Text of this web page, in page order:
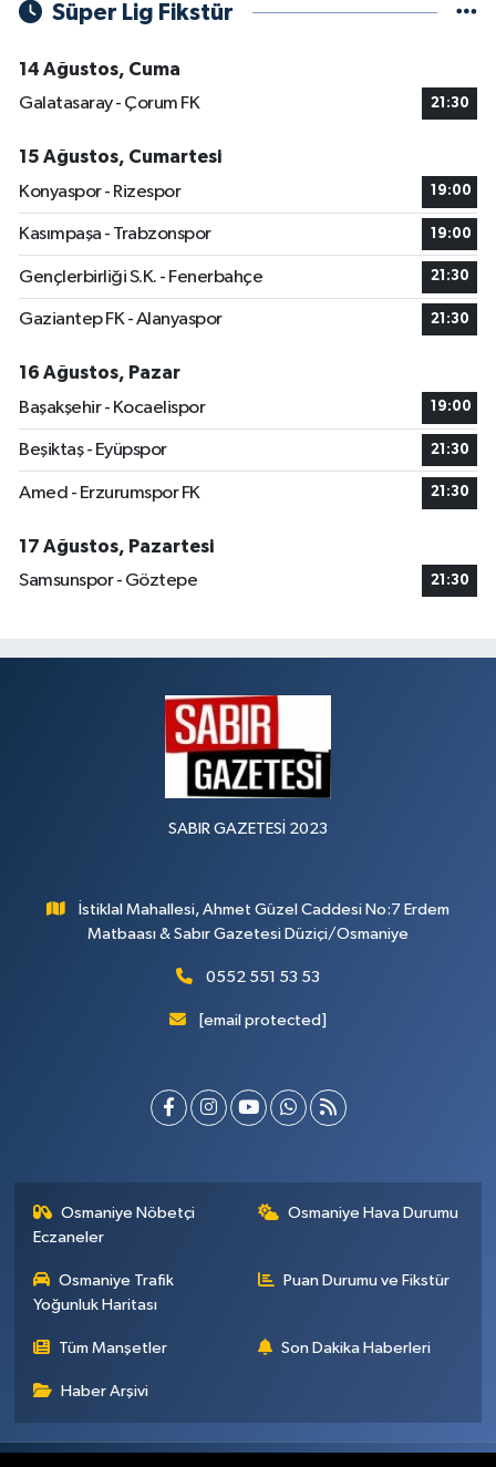
Süper Lig Fikstür
14 Ağustos, Cuma
Galatasaray - Çorum FK
21:30
15 Ağustos, Cumartesi
Konyaspor - Rizespor
19:00
Kasımpaşa - Trabzonspor 19:00
Gençlerbirliği S.K. - Fenerbahçe 21:30
Gaziantep FK - Alanyaspor 21:30
16 Ağustos, Pazar
Başakşehir - Kocaelispor
19:00
Beşiktaş - Eyüpspor 21:30
Amed - Erzurumspor FK 21:30
17 Ağustos, Pazartesi
Samsunspor - Göztepe
21:30
SABIR GAZETESİ 2023
İstiklal Mahallesi, Ahmet Güzel Caddesi No:7 Erdem
Matbaası & Sabır Gazetesi Düziçi/Osmaniye
0552 551 53 53
[email protected]
Osmaniye Nöbetçi
Eczaneler
Osmaniye Hava Durumu
Osmaniye Trafik
Yoğunluk Haritası
Puan Durumu ve Fikstür
Tüm Manşetler Son Dakika Haberleri
Haber Arşivi